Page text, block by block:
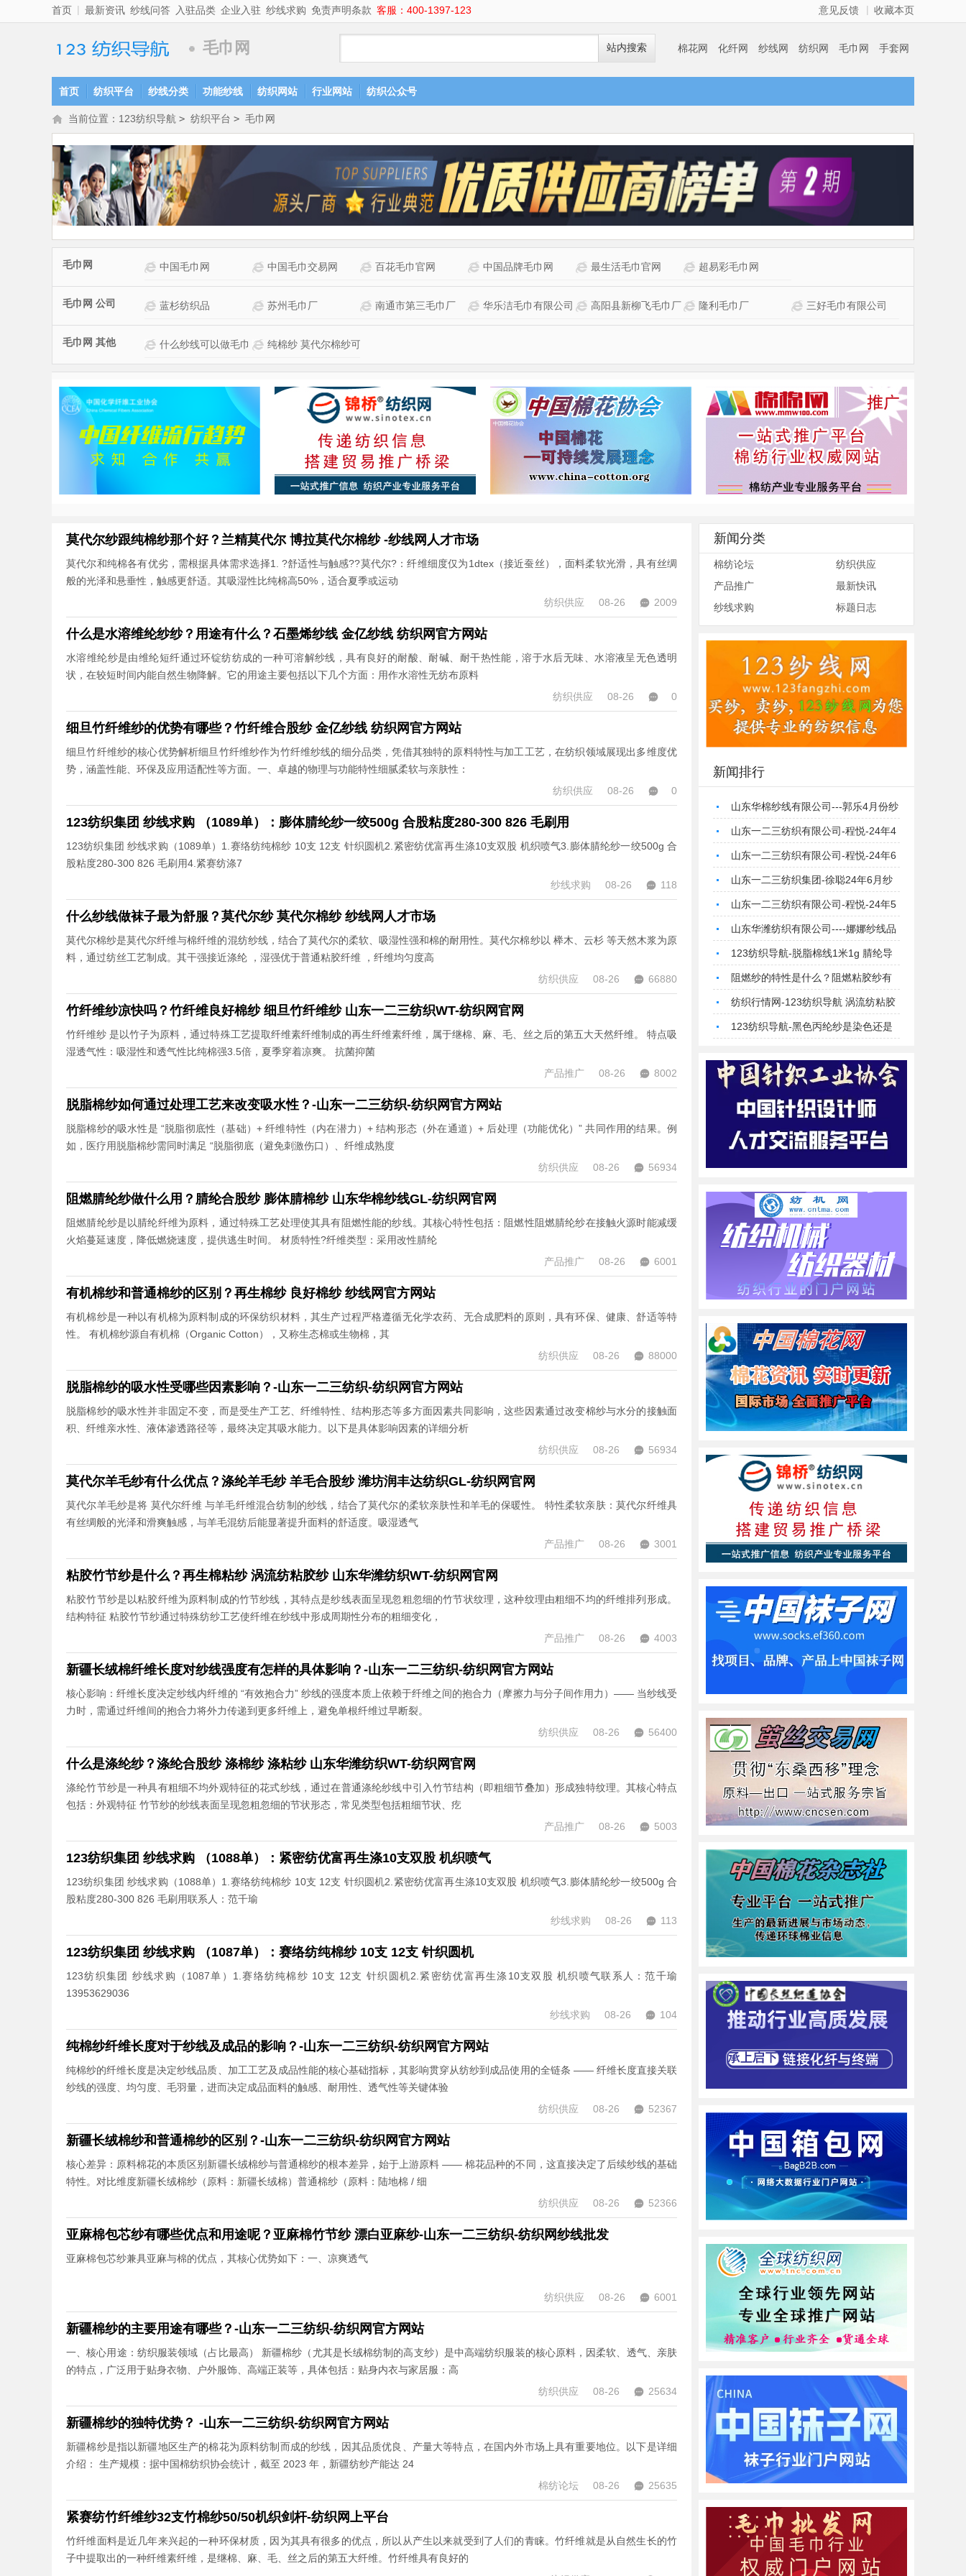
首页 | 最新资讯 纱线问答 入驻品类 企业入驻 纱线求购 免责声明条款 客服：400-1397-123 意见反馈 | 收藏本页
毛巾网 棉花网 化纤网 纱线网 纺织网 毛巾网
手套网
站内搜索
首页 纺织平台 纱线分类 功能纱线 纺织网站 行业网站 纺织公众号
当前位置： 123纺织导航 > 纺织平台 > 毛巾网
毛巾网 中国毛巾网 中国毛巾交易网 百花毛巾官网 中国品牌毛巾网 最生活毛巾官网
巾网网站介绍 超易彩毛巾网
毛巾网 公司 蓝杉纺织品 苏州毛巾厂 南通市第三毛巾厂 华乐洁毛巾有限公司 高阳县新柳飞毛巾厂 隆利毛巾厂
三好毛巾有限公司网站介绍 三好毛巾有限公司
毛巾网 其他 什么纱线可以做毛巾？ 纯棉纱 莫代尔棉纱可以做毛巾
吗？
莫代尔纱跟纯棉纱那个好？兰精莫代尔 博拉莫代尔棉纱 -纱线网人才市场
莫代尔和纯棉各有优劣，需根据具体需求选择1. ?舒适性与触感??莫代尔?：纤维细度仅为1dtex（接近蚕丝），面料柔软光滑，具有丝绸
般的光泽和悬垂性，触感更舒适。其吸湿性比纯棉高50%，适合夏季或运动
纺织供应
08-26 2009
什么是水溶维纶纱纱？用途有什么？石墨烯纱线 金亿纱线 纺织网官方网站
水溶维纶纱是由维纶短纤通过环锭纺纺成的一种可溶解纱线，具有良好的耐酸、耐碱、耐干热性能，溶于水后无味、水溶液呈无色透明
状，在较短时间内能自然生物降解。它的用途主要包括以下几个方面：用作水溶性无纺布原料
纺织供应
08-26 0
细旦竹纤维纱的优势有哪些？竹纤维合股纱 金亿纱线 纺织网官方网站
细旦竹纤维纱的核心优势解析细旦竹纤维纱作为竹纤维纱线的细分品类，凭借其独特的原料特性与加工工艺，在纺织领域展现出多维度优
势，涵盖性能、环保及应用适配性等方面。一、卓越的物理与功能特性细腻柔软与亲肤性：
纺织供应
08-26 0
123纺织集团 纱线求购 （1089单）：膨体腈纶纱一绞500g 合股粘度280-300 826 毛刷用
123纺织集团 纱线求购（1089单）1.赛络纺纯棉纱 10支 12支 针织圆机2.紧密纺优富再生涤10支双股 机织喷气3.膨体腈纶纱一绞500g 合
股粘度280-300 826 毛刷用4.紧赛纺涤7
纱线求购
08-26 118
什么纱线做袜子最为舒服？莫代尔纱 莫代尔棉纱 纱线网人才市场
莫代尔棉纱是莫代尔纤维与棉纤维的混纺纱线，结合了莫代尔的柔软、吸湿性强和棉的耐用性。莫代尔棉纱以 榉木、云杉 等天然木浆为原
料，通过纺丝工艺制成。其干强接近涤纶 ，湿强优于普通粘胶纤维 ，纤维均匀度高
纺织供应
08-26 66880
竹纤维纱凉快吗？竹纤维良好棉纱 细旦竹纤维纱 山东一二三纺织WT-纺织网官网
竹纤维纱 是以竹子为原料，通过特殊工艺提取纤维素纤维制成的再生纤维素纤维，属于继棉、麻、毛、丝之后的第五大天然纤维。 特点吸
湿透气性：吸湿性和透气性比纯棉强3.5倍，夏季穿着凉爽。 抗菌抑菌
产品推广
08-26 8002
脱脂棉纱如何通过处理工艺来改变吸水性？-山东一二三纺织-纺织网官方网站
脱脂棉纱的吸水性是 “脱脂彻底性（基础）+ 纤维特性（内在潜力）+ 结构形态（外在通道）+ 后处理（功能优化）” 共同作用的结果。例
如，医疗用脱脂棉纱需同时满足 “脱脂彻底（避免刺激伤口）、纤维成熟度
纺织供应
08-26 56934
阻燃腈纶纱做什么用？腈纶合股纱 膨体腈棉纱 山东华棉纱线GL-纺织网官网
阻燃腈纶纱是以腈纶纤维为原料，通过特殊工艺处理使其具有阻燃性能的纱线。其核心特性包括：阻燃性阻燃腈纶纱在接触火源时能减缓
火焰蔓延速度，降低燃烧速度，提供逃生时间。 材质特性?纤维类型：采用改性腈纶
产品推广
08-26 6001
有机棉纱和普通棉纱的区别？再生棉纱 良好棉纱 纱线网官方网站
有机棉纱是一种以有机棉为原料制成的环保纺织材料，其生产过程严格遵循无化学农药、无合成肥料的原则，具有环保、健康、舒适等特
性。 有机棉纱源自有机棉（Organic Cotton），又称生态棉或生物棉，其
纺织供应
08-26 88000
脱脂棉纱的吸水性受哪些因素影响？-山东一二三纺织-纺织网官方网站
脱脂棉纱的吸水性并非固定不变，而是受生产工艺、纤维特性、结构形态等多方面因素共同影响，这些因素通过改变棉纱与水分的接触面
积、纤维亲水性、液体渗透路径等，最终决定其吸水能力。以下是具体影响因素的详细分析
纺织供应
08-26 56934
莫代尔羊毛纱有什么优点？涤纶羊毛纱 羊毛合股纱 潍坊润丰达纺织GL-纺织网官网
莫代尔羊毛纱是将 莫代尔纤维 与羊毛纤维混合纺制的纱线，结合了莫代尔的柔软亲肤性和羊毛的保暖性。 特性柔软亲肤：莫代尔纤维具
有丝绸般的光泽和滑爽触感，与羊毛混纺后能显著提升面料的舒适度。吸湿透气
产品推广
08-26 3001
粘胶竹节纱是什么？再生棉粘纱 涡流纺粘胶纱 山东华潍纺织WT-纺织网官网
粘胶竹节纱是以粘胶纤维为原料制成的竹节纱线，其特点是纱线表面呈现忽粗忽细的竹节状纹理，这种纹理由粗细不均的纤维排列形成。
结构特征 粘胶竹节纱通过特殊纺纱工艺使纤维在纱线中形成周期性分布的粗细变化，
产品推广
08-26 4003
新疆长绒棉纤维长度对纱线强度有怎样的具体影响？-山东一二三纺织-纺织网官方网站
核心影响：纤维长度决定纱线内纤维的 “有效抱合力” 纱线的强度本质上依赖于纤维之间的抱合力（摩擦力与分子间作用力）—— 当纱线受
力时，需通过纤维间的抱合力将外力传递到更多纤维上，避免单根纤维过早断裂。
纺织供应
08-26 56400
什么是涤纶纱？涤纶合股纱 涤棉纱 涤粘纱 山东华潍纺织WT-纺织网官网
涤纶竹节纱是一种具有粗细不均外观特征的花式纱线，通过在普通涤纶纱线中引入竹节结构（即粗细节叠加）形成独特纹理。其核心特点
包括：外观特征 竹节纱的纱线表面呈现忽粗忽细的节状形态，常见类型包括粗细节状、疙
产品推广
08-26 5003
123纺织集团 纱线求购 （1088单）：紧密纺优富再生涤10支双股 机织喷气
123纺织集团 纱线求购（1088单）1.赛络纺纯棉纱 10支 12支 针织圆机2.紧密纺优富再生涤10支双股 机织喷气3.膨体腈纶纱一绞500g 合
股粘度280-300 826 毛刷用联系人：范千瑜
纱线求购
08-26 113
123纺织集团 纱线求购 （1087单）：赛络纺纯棉纱 10支 12支 针织圆机
123纺织集团 纱线求购（1087单）1.赛络纺纯棉纱 10支 12支 针织圆机2.紧密纺优富再生涤10支双股 机织喷气联系人：范千瑜
13953629036
纱线求购
08-26 104
纯棉纱纤维长度对于纱线及成品的影响？-山东一二三纺织-纺织网官方网站
纯棉纱的纤维长度是决定纱线品质、加工工艺及成品性能的核心基础指标，其影响贯穿从纺纱到成品使用的全链条 —— 纤维长度直接关联
纱线的强度、均匀度、毛羽量，进而决定成品面料的触感、耐用性、透气性等关键体验
纺织供应
08-26 52367
新疆长绒棉纱和普通棉纱的区别？-山东一二三纺织-纺织网官方网站
核心差异：原料棉花的本质区别新疆长绒棉纱与普通棉纱的根本差异，始于上游原料 —— 棉花品种的不同，这直接决定了后续纱线的基础
特性。对比维度新疆长绒棉纱（原料：新疆长绒棉）普通棉纱（原料：陆地棉 / 细
纺织供应
08-26 52366
亚麻棉包芯纱有哪些优点和用途呢？亚麻棉竹节纱 漂白亚麻纱-山东一二三纺织-纺织网纱线批发
亚麻棉包芯纱兼具亚麻与棉的优点，其核心优势如下：一、凉爽透气
纺织供应 08-26 6001
新疆棉纱的主要用途有哪些？-山东一二三纺织-纺织网官方网站
一、核心用途：纺织服装领域（占比最高） 新疆棉纱（尤其是长绒棉纺制的高支纱）是中高端纺织服装的核心原料，因柔软、透气、亲肤
的特点，广泛用于贴身衣物、户外服饰、高端正装等，具体包括：贴身内衣与家居服：高
纺织供应
08-26 25634
新疆棉纱的独特优势？ -山东一二三纺织-纺织网官方网站
新疆棉纱是指以新疆地区生产的棉花为原料纺制而成的纱线，因其品质优良、产量大等特点，在国内外市场上具有重要地位。以下是详细
介绍： 生产规模：据中国棉纺织协会统计，截至 2023 年，新疆纺纱产能达 24
棉纺论坛
08-26 25635
紧赛纺竹纤维纱32支竹棉纱50/50机织剑杆-纺织网上平台
竹纤维面料是近几年来兴起的一种环保材质，因为其具有很多的优点，所以从产生以来就受到了人们的青睐。竹纤维就是从自然生长的竹
子中提取出的一种纤维素纤维，是继棉、麻、毛、丝之后的第五大纤维。竹纤维具有良好的
新闻分类
棉纺论坛
纺织供应
产品推广
最新快讯
纱线求购
标题日志
新闻排行
山东华棉纱线有限公司---郭乐4月份纱
线品名大全更新
山东一二三纺织有限公司-程悦-24年4
月-标题日志纱线品名大全
山东一二三纺织有限公司-程悦-24年6
月-标题日志纱线品名大全
山东一二三纺织集团-徐聪24年6月纱
线大全标题日志更新
山东一二三纺织有限公司-程悦-24年5
月-标题日志纱线品名大全
山东华潍纺织有限公司----娜娜纱线品
名大全更新 标题日志>三月日志
123纺织导航-脱脂棉线1米1g 腈纶导
电纱 涤纶导电纱 麻赛尔棉纱的特点是
什么？潍坊润丰达纺织
阻燃纱的特性是什么？阻燃粘胶纱有
原料阻燃吗？-123纺织导航
纺织行情网-123纺织导航 涡流纺粘胶
纱 A100天丝纱2309润丰达在机良好
棉天丝纱
123纺织导航-黑色丙纶纱是染色还是
色纺？芦荟纤维纱 大豆纤维纱 薄荷纤